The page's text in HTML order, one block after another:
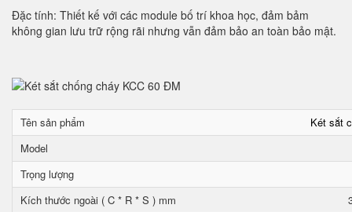
Đặc tính: Thiết kế với các module bố trí khoa học, đảm bảm
không gian lưu trữ rộng rãi nhưng vẫn đảm bảo an toàn bảo mật.
Tên sản phẩm
Két sắt
Model
Trọng lượng
Kích thước ngoài ( C * R * S ) mm